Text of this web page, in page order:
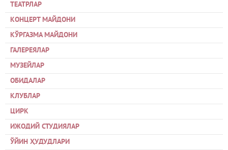
ТЕАТРЛАР
КОНЦЕРТ МАЙДОНИ
КЎРГАЗМА МАЙДОНИ
ГАЛЕРЕЯЛАР
МУЗЕЙЛАР
ОБИДАЛАР
КЛУБЛАР
ЦИРК
ИЖОДИЙ СТУДИЯЛАР
ЎЙИН ҲУДУДЛАРИ